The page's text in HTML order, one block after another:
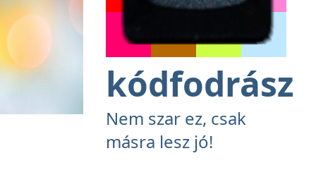
kódfodrász
Nem szar ez, csak
másra lesz jó!